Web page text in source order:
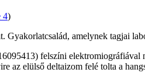
4)
Gyakorlatcsalád, amelynek tagjai
felszíni elektromiográfiával
az elülső deltaizom felé tolta a